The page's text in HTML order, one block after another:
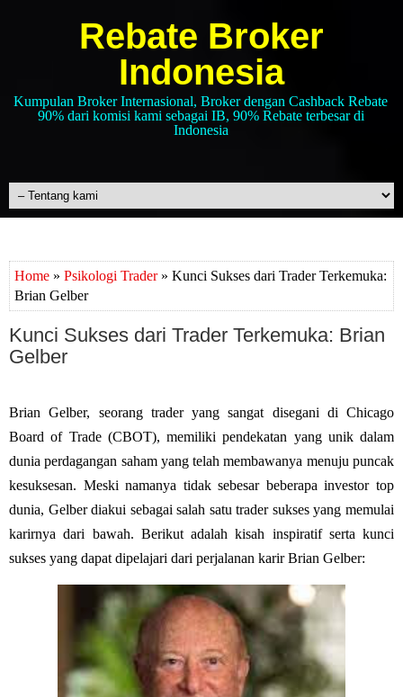
Rebate Broker
Indonesia
Kumpulan Broker Internasional, Broker dengan Cashback Rebate
90% dari komisi kami sebagai IB, 90% Rebate terbesar di
Indonesia
Home » Psikologi Trader» Kunci Sukses dari Trader Terkemuka:
Brian Gelber
Kunci Sukses dari Trader Terkemuka: Brian
Gelber
Brian Gelber, seorang trader yang sangat disegani di Chicago
Board of Trade (CBOT), memiliki pendekatan yang unik dalam
dunia perdagangan saham yang telah membawanya menuju puncak
kesuksesan. Meski namanya tidak sebesar beberapa investor top
dunia, Gelber diakui sebagai salah satu trader sukses yang memulai
karirnya dari bawah. Berikut adalah kisah inspiratif serta kunci
sukses yang dapat dipelajari dari perjalanan karir Brian Gelber: